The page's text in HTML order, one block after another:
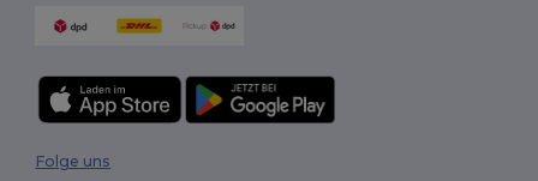
Folge uns